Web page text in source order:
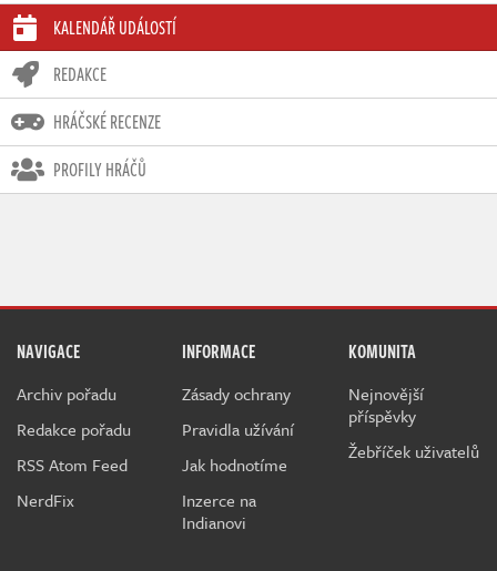
KALENDÁŘ UDÁLOSTÍ
REDAKCE
HRÁČSKÉ RECENZE
PROFILY HRÁČŮ
NAVIGACE
Archiv pořadu
Redakce pořadu
RSS Atom Feed
NerdFix
INFORMACE
Zásady ochrany
Pravidla užívání
Jak hodnotíme
Inzerce na
Indianovi
KOMUNITA
Nejnovější
příspěvky
Žebříček uživatelů